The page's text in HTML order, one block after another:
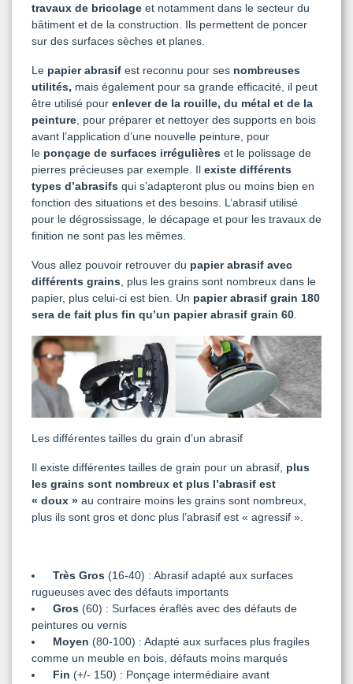
travaux de bricolage et notamment dans le secteur du
bâtiment et de la construction. Ils permettent de poncer
sur des surfaces sèches et planes.
Le papier abrasif est reconnu pour ses nombreuses
utilités, mais également pour sa grande efficacité, il peut
être utilisé pour enlever de la rouille, du métal et de la
peinture , pour préparer et nettoyer des supports en bois
avant l’application d’une nouvelle peinture, pour
le ponçage de surfaces irrégulières et le polissage de
pierres précieuses par exemple. Il existe différents
types d’abrasifs qui s’adapteront plus ou moins bien en
fonction des situations et des besoins. L’abrasif utilisé
pour le dégrossissage, le décapage et pour les travaux de
finition ne sont pas les mêmes.
Vous allez pouvoir retrouver du papier abrasif avec
différents grains , plus les grains sont nombreux dans le
papier, plus celui-ci est bien. Un papier abrasif grain 180
sera de fait plus fin qu’un papier abrasif grain 60
Les différentes tailles du grain d’un abrasif
Il existe différentes tailles de grain pour un abrasif, plus
les grains sont nombreux et plus l’abrasif est
« doux » au contraire moins les grains sont nombreux,
plus ils sont gros et donc plus l’abrasif est « agressif ».
Très Gros (16-40) : Abrasif adapté aux surfaces
rugueuses avec des défauts importants
Gros (60) : Surfaces éraflés avec des défauts de
peintures ou vernis
Moyen (80-100) : Adapté aux surfaces plus fragiles
comme un meuble en bois, défauts moins marqués
Fin (+/- 150) : Ponçage intermédiaire avant